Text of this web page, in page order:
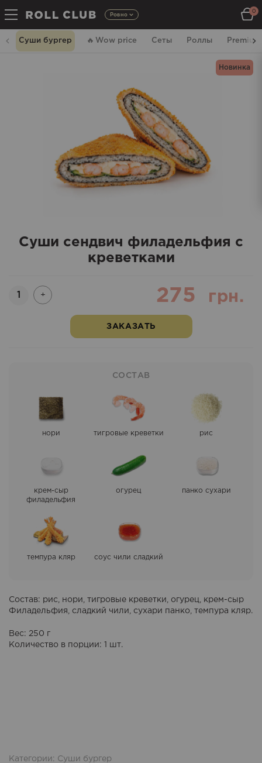
Ровно
0
Суши бургер 🔥 Wow price Сеты Роллы Premium
Новинка
Суши сендвич филадельфия с
креветками
Количество
+ 275 грн.
ЗАКАЗАТЬ
СОСТАВ
нори тигровые креветки рис
крем-сыр
филадельфия
огурец панко сухари
темпура кляр cоус чили cладкий
Состав: рис, нори, тигровые креветки, огурец, крем-сыр
Филадельфия, сладкий чили, сухари панко, темпура кляр.
Вес: 250 г
Количество в порции: 1 шт.
Категории: Суши бургер